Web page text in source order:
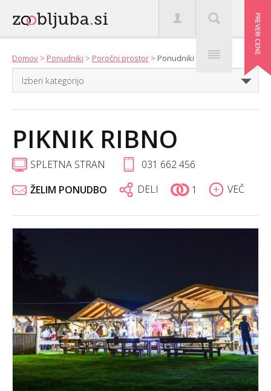
Domov > Ponudniki > Poročni prostor > Ponudniki
PIKNIK RIBNO
SPLETNA STRAN
031 662 456
ŽELIM PONUDBO
DELI 1 VEČ